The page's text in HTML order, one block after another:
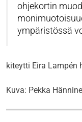
ohjekortin
ympäristössä
kiteytti Eira Lampén
Kuva: Pekka